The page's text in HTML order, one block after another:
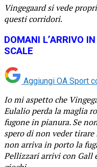
Vingegaard si vede
questi corridori.
DOMANI L’ARRIVO
SCALE
Aggiungi OA Sport
Io mi aspetto che
Eulalio perda la maglia
fugone in pianura. Se
spero di non veder tirare
non arriva in porto la
Pellizzari arrivi con Gall